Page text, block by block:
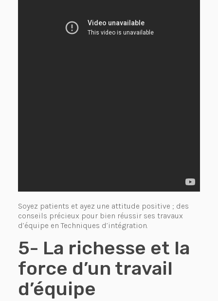
Soyez patients et ayez une attitude positive ; des
conseils précieux pour bien réussir ses travaux
d’équipe en Techniques d’intégration.
5- La richesse et la
force d’un travail
d’équipe